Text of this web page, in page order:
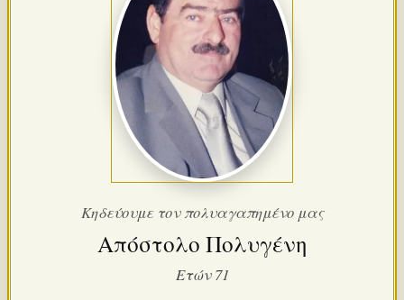
Κηδεύουμε τον πολυαγαπημένο μας
Απόστολο Πολυγένη
Ετών 71